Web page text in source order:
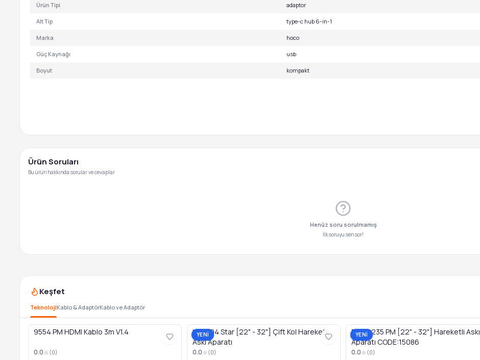
Ürün Tipi adaptor
Alt Tip type-c hub 6-in-1
Marka hoco
Güç Kaynağı usb
Boyut kompakt
Ürün Soruları
Bu ürün hakkında sorular ve cevaplar
Henüz soru sorulmamış
İlk soruyu sen sor!
Keşfet
TeknolojiKablo & AdaptörKablo ve Adaptör
9554 PM HDMI Kablo 3m V1.4
0.0 (0)
YENİ
LED404 Star [22" - 32"] Çift Kol Hareketli
Askı Aparatı
0.0 (0)
YENİ
PWR2235 PM [22" - 32"] Hareketli Askı
Aparatı CODE:15086
0.0 (0)